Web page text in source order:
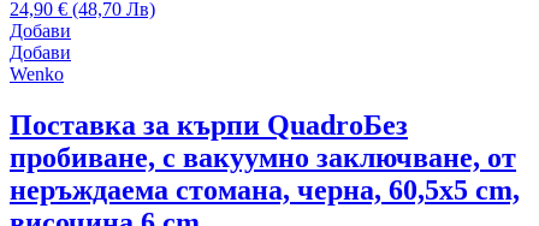
24,90 € (48,70 Лв)
Добави
Добави
Wenko
Поставка за кърпи QuadroБез
пробиване, с вакуумно заключване, от
неръждаема стомана, черна, 60,5x5 cm,